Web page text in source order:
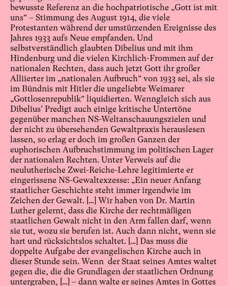
bewusste Referenz an die hochpatriotische „Gott ist mit
uns“ – Stimmung des August 1914, die viele
Protestanten während der umstürzenden Ereignisse des
Jahres 1933 aufs Neue empfanden. Und
selbstverständlich glaubten Dibelius und mit ihm
Hindenburg und die vielen Kirchlich-Frommen auf der
nationalen Rechten, dass auch jetzt Gott ihr großer
Alliierter im „nationalen Aufbruch“ von 1933 sei, als sie
im Bündnis mit Hitler die ungeliebte Weimarer
„Gottlosenrepublik“ liquidierten. Wenngleich sich aus
Dibelius’ Predigt auch einige kritische Untertöne
gegenüber manchen NS-Weltanschauungszielen und
der nicht zu übersehenden Gewaltpraxis herauslesen
lassen, so erlag er doch im großen Ganzen der
euphorischen Aufbruchstimmung im politischen Lager
der nationalen Rechten. Unter Verweis auf die
neulutherische Zwei-Reiche-Lehre legitimierte er
eingerissene NS-Gewaltexzesse: „Ein neuer Anfang
staatlicher Geschichte steht immer irgendwie im
Zeichen der Gewalt. […] Wir haben von Dr. Martin
Luther gelernt, dass die Kirche der rechtmäßigen
staatlichen Gewalt nicht in den Arm fallen darf, wenn
sie tut, wozu sie berufen ist. Auch dann nicht, wenn sie
hart und rücksichtslos schaltet. […] Das muss die
doppelte Aufgabe der evangelischen Kirche auch in
dieser Stunde sein. Wenn der Staat seines Amtes waltet
gegen die, die die Grundlagen der staatlichen Ordnung
untergraben, […] – dann walte er seines Amtes in Gottes